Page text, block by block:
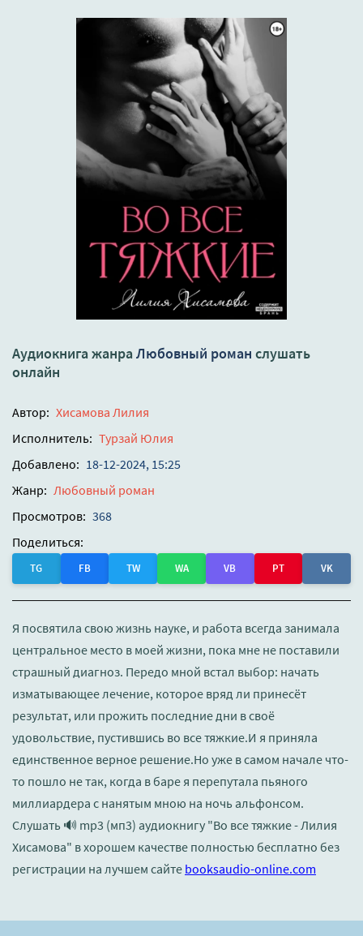
Аудиокнига жанра Любовный роман слушать
онлайн
Автор: Хисамова Лилия
Исполнитель: Турзай Юлия
Добавлено: 18-12-2024, 15:25
Жанр: Любовный роман
Просмотров: 368
Поделиться:
TG FB TW WA VB PT VK
Я посвятила свою жизнь науке, и работа всегда занимала
центральное место в моей жизни, пока мне не поставили
страшный диагноз. Передо мной встал выбор: начать
изматывающее лечение, которое вряд ли принесёт
результат, или прожить последние дни в своё
удовольствие, пустившись во все тяжкие.И я приняла
единственное верное решение.Но уже в самом начале что-
то пошло не так, когда в баре я перепутала пьяного
миллиардера с нанятым мною на ночь альфонсом.
Слушать 🔊 mp3 (мп3) аудиокнигу "Во все тяжкие - Лилия
Хисамова" в хорошем качестве полностью бесплатно без
регистрации на лучшем сайте booksaudio-online.com